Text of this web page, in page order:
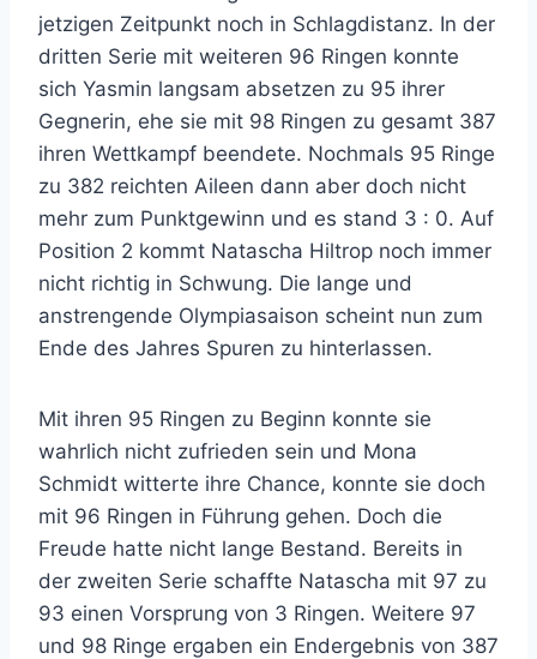
jetzigen Zeitpunkt noch in Schlagdistanz. In der
dritten Serie mit weiteren 96 Ringen konnte
sich Yasmin langsam absetzen zu 95 ihrer
Gegnerin, ehe sie mit 98 Ringen zu gesamt 387
ihren Wettkampf beendete. Nochmals 95 Ringe
zu 382 reichten Aileen dann aber doch nicht
mehr zum Punktgewinn und es stand 3 : 0. Auf
Position 2 kommt Natascha Hiltrop noch immer
nicht richtig in Schwung. Die lange und
anstrengende Olympiasaison scheint nun zum
Ende des Jahres Spuren zu hinterlassen.
Mit ihren 95 Ringen zu Beginn konnte sie
wahrlich nicht zufrieden sein und Mona
Schmidt witterte ihre Chance, konnte sie doch
mit 96 Ringen in Führung gehen. Doch die
Freude hatte nicht lange Bestand. Bereits in
der zweiten Serie schaffte Natascha mit 97 zu
93 einen Vorsprung von 3 Ringen. Weitere 97
und 98 Ringe ergaben ein Endergebnis von 387